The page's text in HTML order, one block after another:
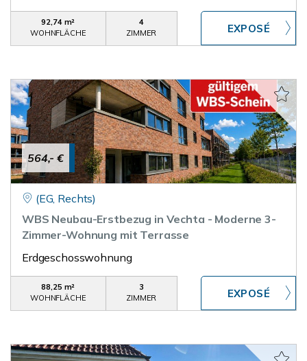
92,74 m²
WOHNFLÄCHE
4
ZIMMER
564,- €
(EG, Rechts)
WBS Neubau-Erstbezug in Vechta - Moderne 3-
Zimmer-Wohnung mit Terrasse
Erdgeschosswohnung
88,25 m²
WOHNFLÄCHE
3
ZIMMER